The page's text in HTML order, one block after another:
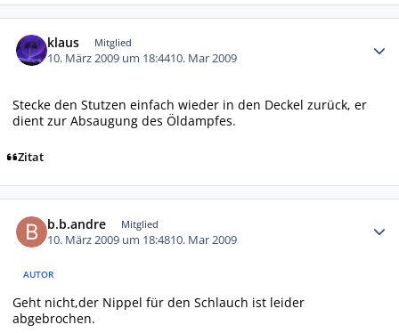
klaus Mitglied
10. März 2009 um 18:4410. Mar 2009
Stecke den Stutzen einfach wieder in den Deckel zurück, er
dient zur Absaugung des Öldampfes.
Zitat
b.b.andre Mitglied
10. März 2009 um 18:4810. Mar 2009
AUTOR
Geht nicht,der Nippel für den Schlauch ist leider
abgebrochen.